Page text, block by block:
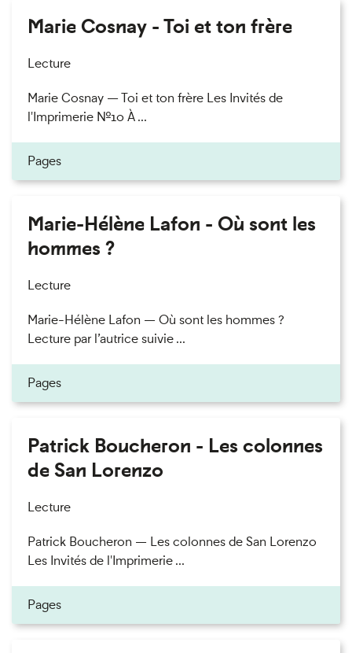
Marie Cosnay - Toi et ton frère
Lecture
Marie Cosnay — Toi et ton frère Les Invités de
l'Imprimerie n°10 À ...
Pages
Marie-Hélène Lafon - Où sont les
hommes ?
Lecture
Marie-Hélène Lafon — Où sont les hommes ?
Lecture par l’autrice suivie ...
Pages
Patrick Boucheron - Les colonnes
de San Lorenzo
Lecture
Patrick Boucheron — Les colonnes de San Lorenzo
Les Invités de l'Imprimerie ...
Pages